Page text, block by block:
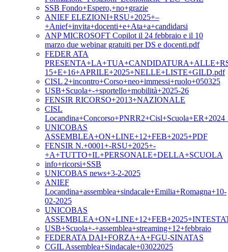
SSB Fondo+Espero,+no+grazie
ANIEF ELEZIONI+RSU+2025+–
+Anief+invita+docenti+e+Ata+a+candidarsi
ANP MICROSOFT Copilot il 24 febbraio e il 10
marzo due webinar gratuiti per DS e docenti.pdf
FEDER ATA
15+E+16+APRILE+2025+NELLE+LISTE+GILD.pdf
CISL 2+incontro+Corso+neo+immessi+ruolo+050325
USB+Scuola+-+sportello+mobilità+2025-26
FENSIR RICORSO+2013+NAZIONALE
CISL
UNICOBAS
ASSEMBLEA+ON+LINE+12+FEB+2025+PDF
FENSIR N.+0001+-RSU+2025+-
+A+TUTTO+IL+PERSONALE+DELLA+SCUOLA
info+ricorsi+SSB
UNICOBAS news+3-2-2025
ANIEF
Locandina+assemblea+sindacale+Emilia+Romagna+10-
02-2025
UNICOBAS
USB+Scuola+-+assemblea+streaming+12+febbraio
FEDERATA DAI+FORZA+A+FGU-SINATAS
CGIL Assemblea+Sindacale+03022025